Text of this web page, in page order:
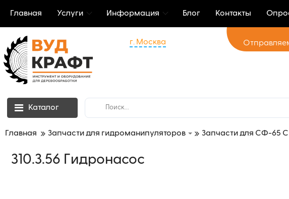
Главная Услуги Информация Блог Контакты
г. Москва
Каталог
Главная Запчасти для гидроманипуляторов Запчасти для СФ-65
310.3.56 Гидронасос